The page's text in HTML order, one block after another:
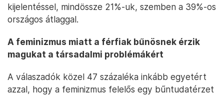
kijelentéssel, mindössze 21%-uk, szemben a 39%-os
országos átlaggal.
A feminizmus miatt a férfiak bűnösnek érzik
magukat a társadalmi problémákért
A válaszadók közel 47 százaléka inkább egyetért
azzal, hogy a feminizmus felelős egy bűntudatérzet